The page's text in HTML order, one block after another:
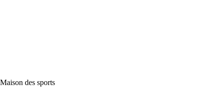
Maison des sports